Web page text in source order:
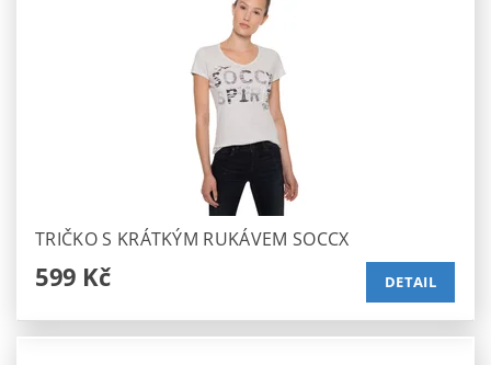
TRIČKO S KRÁTKÝM RUKÁVEM SOCCX
599 Kč DETAIL